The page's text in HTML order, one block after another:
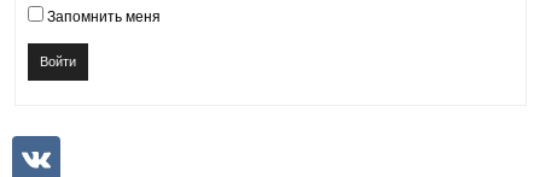
Запомнить меня
Войти